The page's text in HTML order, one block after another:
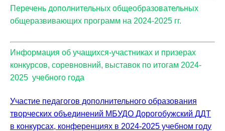
Перечень дополнительных общеобразовательных
общеразвивающих программ на 2024-2025 гг.
Информация об учащихся-участниках и призерах
конкурсов, соревновний, выставок по итогам 2024-
2025 учебного года
Участие педагогов дополнительного образования
творческих объединений МБУДО Дорогобужский ДДТ
в конкурсах, конференциях в 2024-2025 учебном году